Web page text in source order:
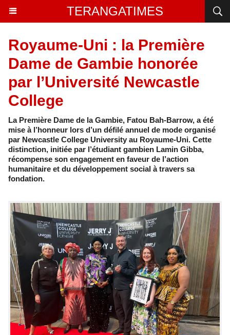
TERANGATIMES
Royaume-Uni : la Première
Dame de Gambie honorée
par l’Université Newcastle
College
La Première Dame de la Gambie, Fatou Bah-Barrow, a été
mise à l’honneur lors d’un défilé annuel de mode organisé
par Newcastle College University au Royaume-Uni. Cette
distinction, initiée par l’étudiant gambien Lamin Gibba,
récompense son engagement en faveur de l’action
humanitaire et du développement social à travers sa
fondation.